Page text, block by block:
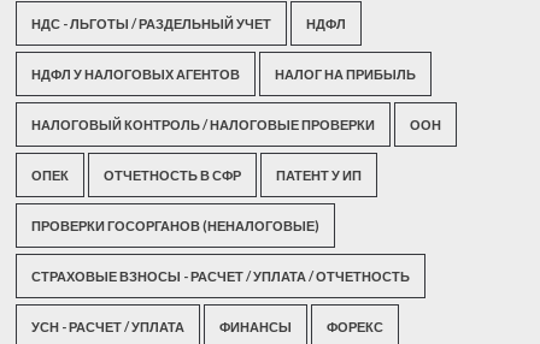
НДС - ЛЬГОТЫ / РАЗДЕЛЬНЫЙ УЧЕТ НДФЛ
НДФЛ У НАЛОГОВЫХ АГЕНТОВ НАЛОГ НА ПРИБЫЛЬ
НАЛОГОВЫЙ КОНТРОЛЬ / НАЛОГОВЫЕ ПРОВЕРКИ ООН
ОПЕК ОТЧЕТНОСТЬ В СФР ПАТЕНТ У ИП
ПРОВЕРКИ ГОСОРГАНОВ (НЕНАЛОГОВЫЕ)
СТРАХОВЫЕ ВЗНОСЫ - РАСЧЕТ / УПЛАТА / ОТЧЕТНОСТЬ
УСН - РАСЧЕТ / УПЛАТА ФИНАНСЫ ФОРЕКС